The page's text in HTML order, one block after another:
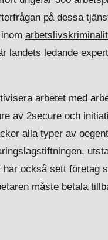
på dessa
landets ledande
arbetet med
av 2secure och
alla typer av
också sett företag
måste betala